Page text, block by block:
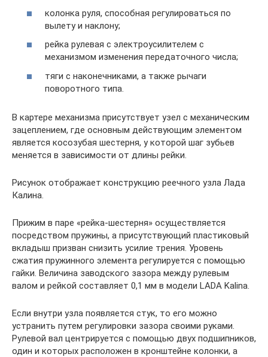
колонка руля, способная регулироваться по
вылету и наклону;
рейка рулевая с электроусилителем с
механизмом изменения передаточного числа;
тяги с наконечниками, а также рычаги
поворотного типа.
В картере механизма присутствует узел с механическим
зацеплением, где основным действующим элементом
является косозубая шестерня, у которой шаг зубьев
меняется в зависимости от длины рейки.
Рисунок отображает конструкцию реечного узла Лада
Калина.
Прижим в паре «рейка-шестерня» осуществляется
посредством пружины, а присутствующий пластиковый
вкладыш призван снизить усилие трения. Уровень
сжатия пружинного элемента регулируется с помощью
гайки. Величина заводского зазора между рулевым
валом и рейкой составляет 0,1 мм в модели LADA Kalina.
Если внутри узла появляется стук, то его можно
устранить путем регулировки зазора своими руками.
Рулевой вал центрируется с помощью двух подшипников,
один и которых расположен в кронштейне колонки, а